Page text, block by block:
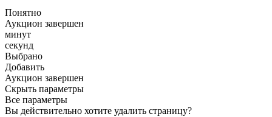
Понятно
Аукцион завершен
минут
секунд
Выбрано
Добавить
Аукцион завершен
Скрыть параметры
Все параметры
Вы действительно хотите удалить страницу?